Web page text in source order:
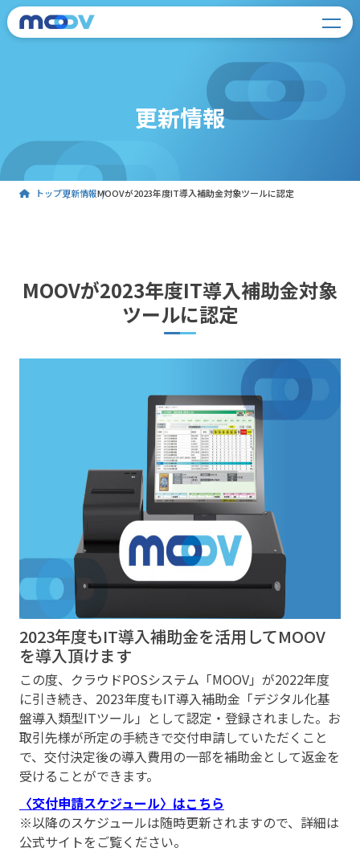
更新情報
トップ更新情報MOOVが2023年度IT導入補助金対象ツールに認定
MOOVが2023年度IT導入補助金対象
ツールに認定
2023年度もIT導入補助金を活用してMOOV
を導入頂けます
この度、クラウドPOSシステム「MOOV」が2022年度
に引き続き、2023年度もIT導入補助金「デジタル化基
盤導入類型ITツール」として認定・登録されました。お
取引先様が所定の手続きで交付申請していただくこと
で、交付決定後の導入費用の一部を補助金として返金を
受けることができます。
〈交付申請スケジュール〉はこちら
※以降のスケジュールは随時更新されますので、詳細は
公式サイトをご覧ください。